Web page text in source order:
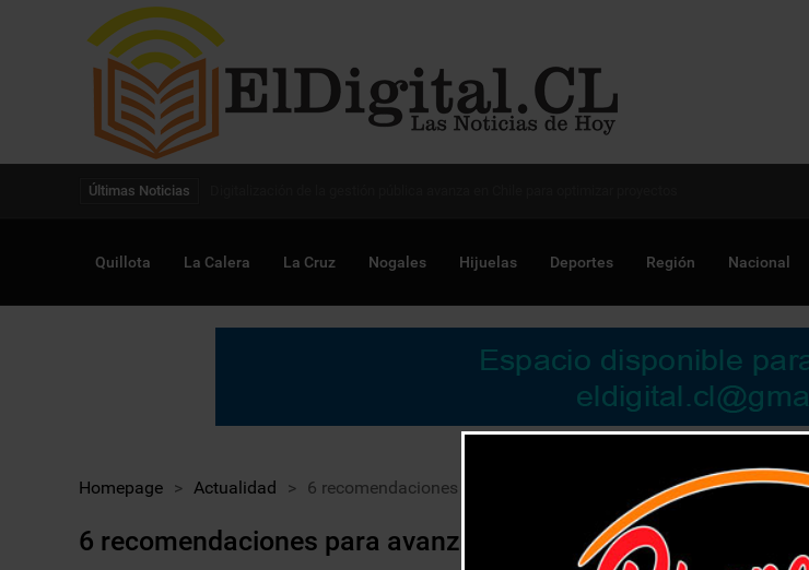
Últimas Noticias
Quillota La Calera La Cruz Nogales Hijuelas Deportes Región Nacional
Homepage > Actualidad > 6 recomendaciones para avanzar en la gestión ética de datos
6 recomendaciones para avanzar en la gestión ética de datos